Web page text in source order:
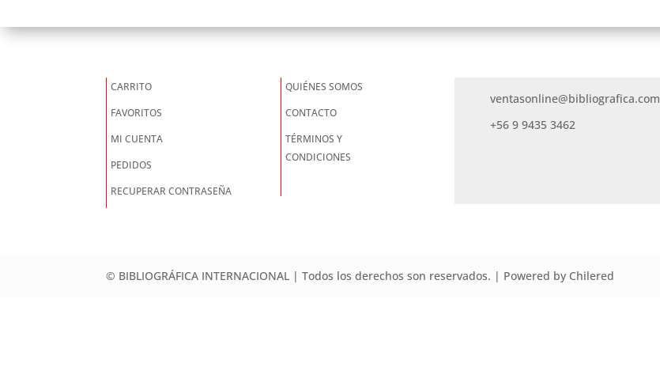
CARRITO
FAVORITOS
MI CUENTA
PEDIDOS
RECUPERAR CONTRASEÑA
QUIÉNES SOMOS
CONTACTO
TÉRMINOS Y
CONDICIONES
ventasonline@bibliografica.com
+56 9 9435 3462
© BIBLIOGRÁFICA INTERNACIONAL | Todos los derechos son reservados. | Powered by Chilered